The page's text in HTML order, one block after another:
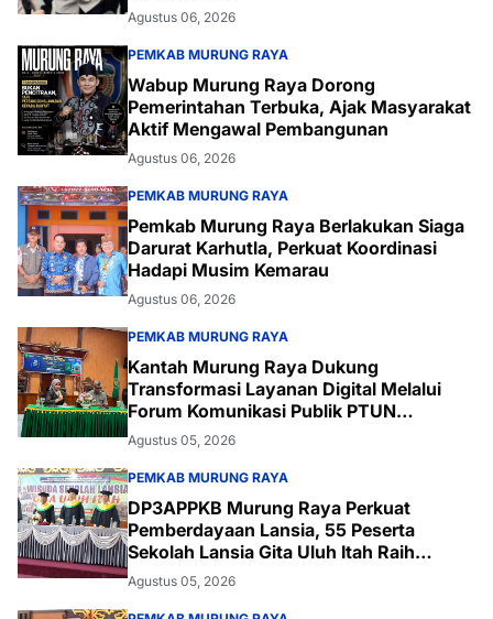
Agustus 06, 2026
PEMKAB MURUNG RAYA
Wabup Murung Raya Dorong
Pemerintahan Terbuka, Ajak Masyarakat
Aktif Mengawal Pembangunan
Agustus 06, 2026
PEMKAB MURUNG RAYA
Pemkab Murung Raya Berlakukan Siaga
Darurat Karhutla, Perkuat Koordinasi
Hadapi Musim Kemarau
Agustus 06, 2026
PEMKAB MURUNG RAYA
Kantah Murung Raya Dukung
Transformasi Layanan Digital Melalui
Forum Komunikasi Publik PTUN
Palangka Raya
Agustus 05, 2026
PEMKAB MURUNG RAYA
DP3APPKB Murung Raya Perkuat
Pemberdayaan Lansia, 55 Peserta
Sekolah Lansia Gita Uluh Itah Raih
Kelulusan
Agustus 05, 2026